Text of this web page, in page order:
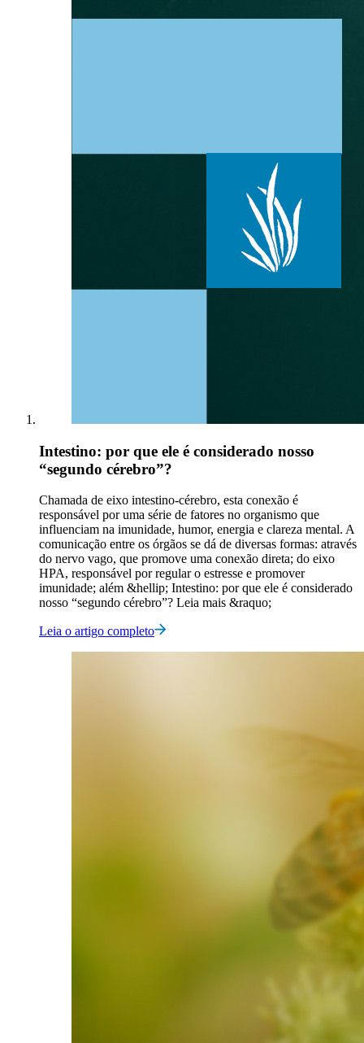
Intestino: por que ele é considerado nosso
“segundo cérebro”?
Chamada de eixo intestino-cérebro, esta conexão é
responsável por uma série de fatores no organismo que
influenciam na imunidade, humor, energia e clareza mental. A
comunicação entre os órgãos se dá de diversas formas: através
do nervo vago, que promove uma conexão direta; do eixo
HPA, responsável por regular o estresse e promover
imunidade; além &hellip; Intestino: por que ele é considerado
nosso “segundo cérebro”? Leia mais &raquo;
Leia o artigo completo